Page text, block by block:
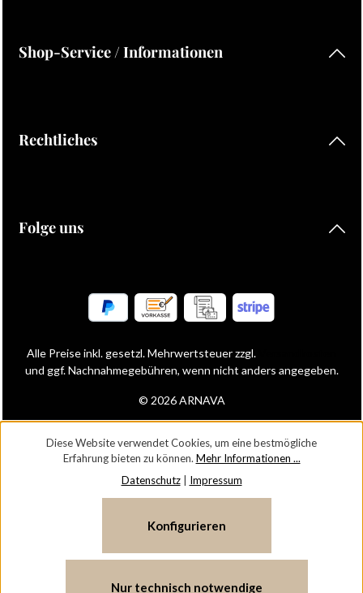
Shop-Service / Informationen
Rechtliches
Folge uns
© 2026 ARNAVA
Alle Preise inkl. gesetzl. Mehrwertsteuer zzgl.
und ggf. Nachnahmegebühren, wenn nicht anders angegeben.
Diese Website verwendet Cookies, um eine bestmögliche
Erfahrung bieten zu können. Mehr Informationen ...
Datenschutz| Impressum
Nur technisch notwendige
Konfigurieren